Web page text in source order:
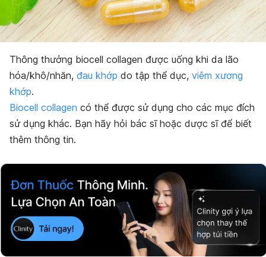
Thông thưởng biocell collagen được uống khi da lão
hóa/khô/nhăn, đau khớp do tập thể dục, viêm xương
khớp.
Biocell collagen có thể được sử dụng cho các mục đích
sử dụng khác. Bạn hãy hỏi bác sĩ hoặc dược sĩ để biết
thêm thông tin.